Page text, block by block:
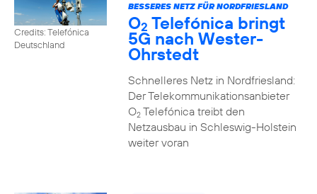
Credits: Telefónica
Deutschland
BESSERES NETZ FÜR NORDFRIESLAND
O2 Telefónica bringt
5G nach Wester-
Ohrstedt
Schnelleres Netz in Nordfriesland:
Der Telekommunikationsanbieter
O2Telefónica treibt den
Netzausbau in Schleswig-Holstein
weiter voran